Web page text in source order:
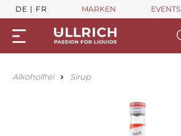
DE FR MARKEN EVENTS
Alkoholfrei Sirup